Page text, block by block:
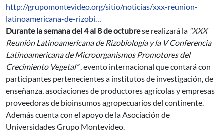
http://grupomontevideo.org/sitio/noticias/xxx-reunion-
latinoamericana-de-rizobi…
Durante la semana del 4 al 8 de octubrese realizará la “XXX
Reunión Latinoamericana de Rizobiología y la V Conferencia
Latinoamericana de Microorganismos Promotores del
Crecimiento Vegetal” , evento internacional que contará con
participantes pertenecientes a institutos de investigación, de
enseñanza, asociaciones de productores agrícolas y empresas
proveedoras de bioinsumos agropecuarios del continente.
Además cuenta con el apoyo de la Asociación de
Universidades Grupo Montevideo.